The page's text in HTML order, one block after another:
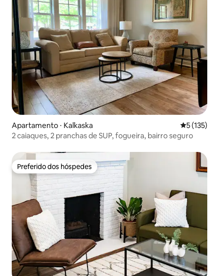
Apartamento ⋅ Kalkaska 5 de uma
5 (135)
2 caiaques, 2 pranchas de SUP, fogueira, bairro seguro
Preferido dos hóspedes
Preferido dos hóspedes